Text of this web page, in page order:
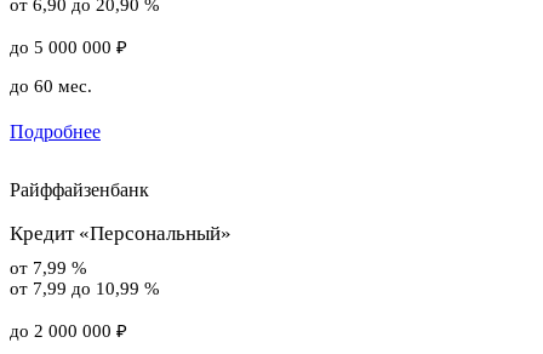
от 6,90 до 20,90 %
до 5 000 000 ₽
до 60 мес.
Подробнее
Райффайзенбанк
Кредит «Персональный»
от 7,99 %
от 7,99 до 10,99 %
до 2 000 000 ₽